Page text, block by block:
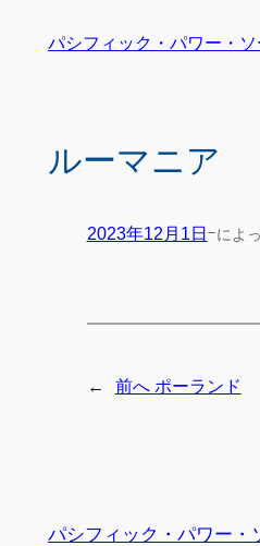
パシフィック・パワー・ソ
ルーマニア
2023年12月1日 -によ
← 前へ ポーランド
パシフィック・パワー・